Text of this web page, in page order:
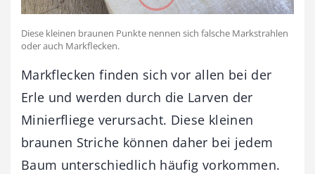
Diese kleinen braunen Punkte nennen sich falsche Markstrahlen
oder auch Markflecken.
Markflecken finden sich vor allen bei der
Erle und werden durch die Larven der
Minierfliege verursacht. Diese kleinen
braunen Striche können daher bei jedem
Baum unterschiedlich häufig vorkommen.